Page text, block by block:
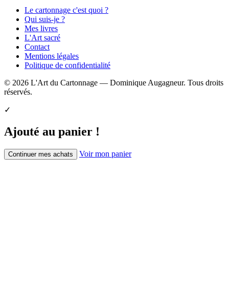
Le cartonnage c'est quoi ?
Qui suis-je ?
Mes livres
L'Art sacré
Contact
Mentions légales
Politique de confidentialité
© 2026 L'Art du Cartonnage — Dominique Augagneur. Tous droits
réservés.
✓
Ajouté au panier !
Continuer mes achats Voir mon panier